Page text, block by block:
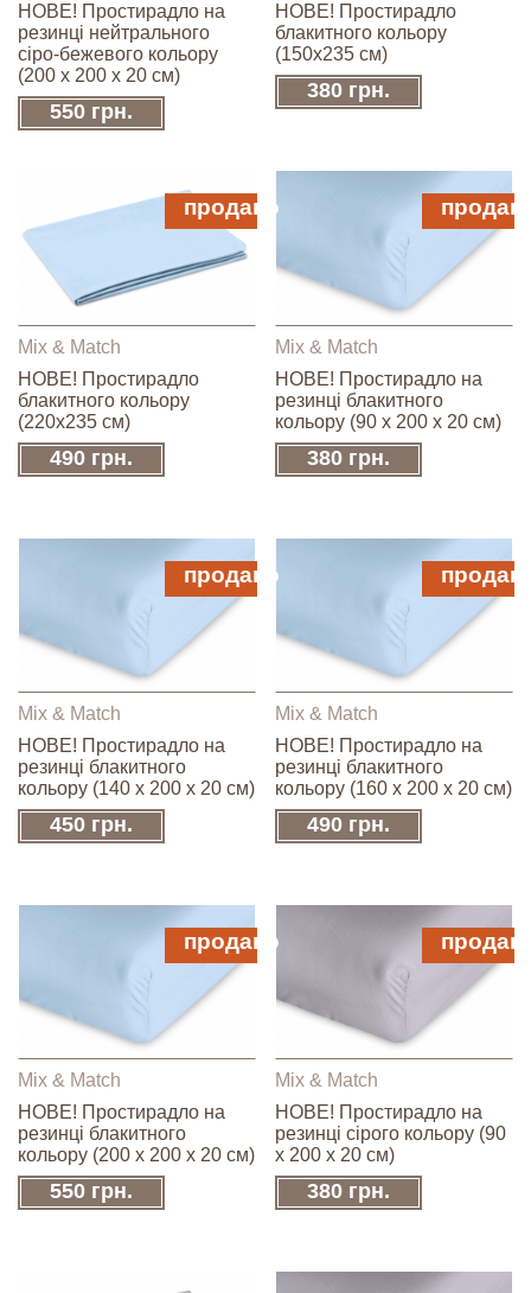
НОВЕ! Простирадло на
резинці нейтрального
сіро-бежевого кольору
(200 х 200 х 20 см)
550 грн.
НОВЕ! Простирадло
блакитного кольору
(150х235 см)
380 грн.
Mix & Match
НОВЕ! Простирадло
блакитного кольору
(220х235 см)
490 грн.
продано
Mix & Match
НОВЕ! Простирадло на
резинці блакитного
кольору (90 х 200 х 20 см)
380 грн.
Mix & Match
НОВЕ! Простирадло на
резинці блакитного
кольору (140 х 200 х 20 см)
450 грн.
продано
Mix & Match
НОВЕ! Простирадло на
резинці блакитного
кольору (160 х 200 х 20 см)
490 грн.
Mix & Match
НОВЕ! Простирадло на
резинці блакитного
кольору (200 х 200 х 20 см)
550 грн.
продано
Mix & Match
НОВЕ! Простирадло на
резинці сірого кольору (90
х 200 х 20 см)
380 грн.